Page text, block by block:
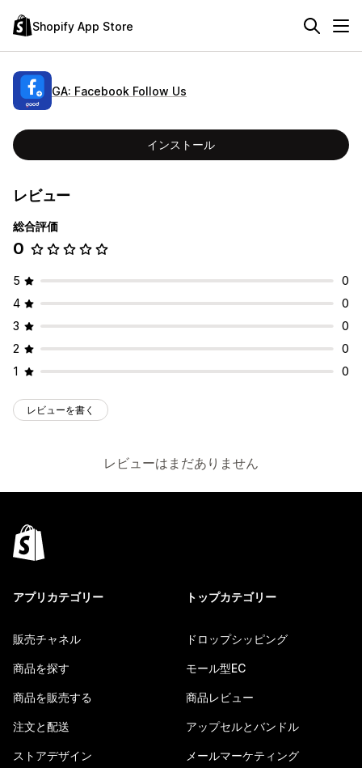
Shopify App Store
GA: Facebook Follow Us
インストール
レビュー
総合評価
0
5
0
4
0
3
0
2
0
1
0
レビューを書く
レビューはまだありません
アプリカテゴリー
販売チャネル
商品を探す
商品を販売する
注文と配送
ストアデザイン
トップカテゴリー
ドロップシッピング
モール型EC
商品レビュー
アップセルとバンドル
メールマーケティング